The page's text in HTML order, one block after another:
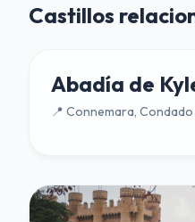
Castillos
Abadía de
📍 Connemara,